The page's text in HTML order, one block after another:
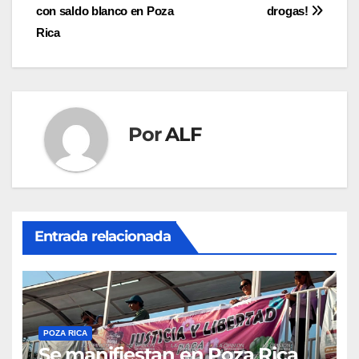
de
entradas
drogas!
con saldo blanco en Poza
Rica
PorALF
Entrada relacionada
POZA RICA